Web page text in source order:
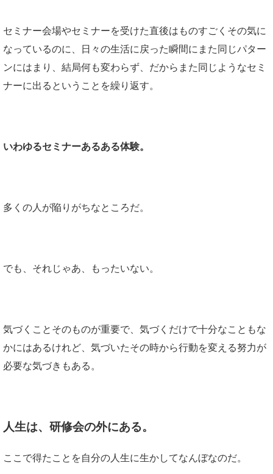
セミナー会場やセミナーを受けた直後はものすごくその気に
なっているのに、日々の生活に戻った瞬間にまた同じパター
ンにはまり、結局何も変わらず、だからまた同じようなセミ
ナーに出るということを繰り返す。
いわゆるセミナーあるある体験。
多くの人が陥りがちなところだ。
でも、それじゃあ、もったいない。
気づくことそのものが重要で、気づくだけで十分なこともな
かにはあるけれど、気づいたその時から行動を変える努力が
必要な気づきもある。
人生は、研修会の外にある。
ここで得たことを自分の人生に生かしてなんぼなのだ。